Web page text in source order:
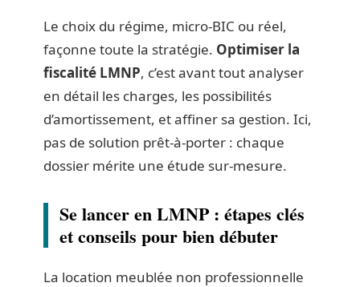
Le choix du régime, micro-BIC ou réel,
façonne toute la stratégie. Optimiser la
fiscalité LMNP, c’est avant tout analyser
en détail les charges, les possibilités
d’amortissement, et affiner sa gestion. Ici,
pas de solution prêt-à-porter : chaque
dossier mérite une étude sur-mesure.
Se lancer en LMNP : étapes clés
et conseils pour bien débuter
La location meublée non professionnelle